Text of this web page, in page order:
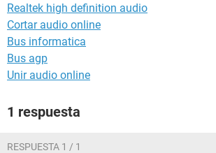
Realtek high definition audio
Cortar audio online
Bus informatica
Bus agp
Unir audio online
1 respuesta
RESPUESTA 1 / 1